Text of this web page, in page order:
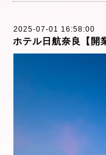
2025-07-01 16:58:00
ホテル日航奈良【開